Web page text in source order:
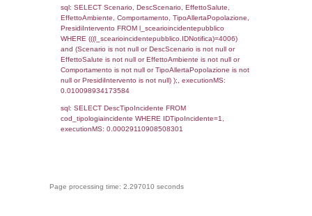
(reg_f_territori_limitrofi.IDTipoTerritorio =
cod_territori_tipologia.IDTerritorioTP)
0.019296884536743
sql: SELECT f_territori_limitrofi.Distanza,
f_territori_limitrofi.Direzione,
cod_territori_tipologia ON